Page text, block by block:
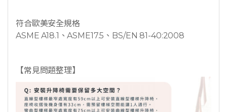
符合歐美安全規格
ASME A18.1、ASME17.5、BS/EN 81-40:2008
【常見問題整理】